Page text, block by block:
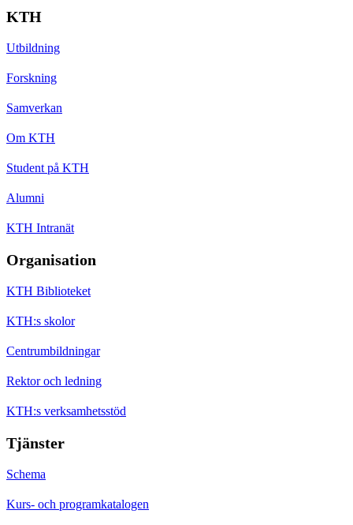
KTH
Utbildning
Forskning
Samverkan
Om KTH
Student på KTH
Alumni
KTH Intranät
Organisation
KTH Biblioteket
KTH:s skolor
Centrumbildningar
Rektor och ledning
KTH:s verksamhetsstöd
Tjänster
Schema
Kurs- och programkatalogen